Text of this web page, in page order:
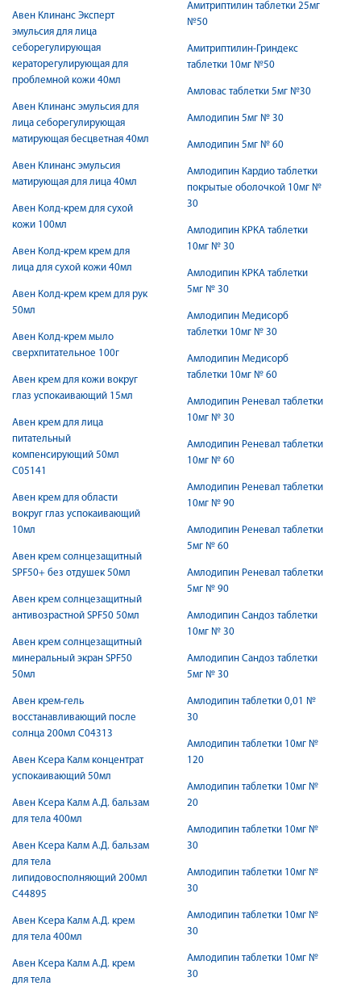
Авен Клинанс Эксперт
эмульсия для лица
себорегулирующая
кераторегулирующая для
проблемной кожи 40мл
Авен Клинанс эмульсия для
лица себорегулирующая
матирующая бесцветная 40мл
Авен Клинанс эмульсия
матирующая для лица 40мл
Авен Колд-крем для сухой
кожи 100мл
Авен Колд-крем крем для
лица для сухой кожи 40мл
Авен Колд-крем крем для рук
50мл
Авен Колд-крем мыло
сверхпитательное 100г
Авен крем для кожи вокруг
глаз успокаивающий 15мл
Авен крем для лица
питательный
компенсирующий 50мл
C05141
Авен крем для области
вокруг глаз успокаивающий
10мл
Авен крем солнцезащитный
SPF50+ без отдушек 50мл
Авен крем солнцезащитный
антивозрастной SPF50 50мл
Авен крем солнцезащитный
минеральный экран SPF50
50мл
Авен крем-гель
восстанавливающий после
солнца 200мл С04313
Авен Ксера Калм концентрат
успокаивающий 50мл
Авен Ксера Калм А.Д. бальзам
для тела 400мл
Авен Ксера Калм А.Д. бальзам
для тела
липидовосполняющий 200мл
C44895
Авен Ксера Калм А.Д. крем
для тела 400мл
Авен Ксера Калм А.Д. крем
для тела
Амитриптилин таблетки 25мг
№50
Амитриптилин-Гриндекс
таблетки 10мг №50
Амловас таблетки 5мг №30
Амлодипин 5мг № 30
Амлодипин 5мг № 60
Амлодипин Кардио таблетки
покрытые оболочкой 10мг №
30
Амлодипин КРКА таблетки
10мг № 30
Амлодипин КРКА таблетки
5мг № 30
Амлодипин Медисорб
таблетки 10мг № 30
Амлодипин Медисорб
таблетки 10мг № 60
Амлодипин Реневал таблетки
10мг № 30
Амлодипин Реневал таблетки
10мг № 60
Амлодипин Реневал таблетки
10мг № 90
Амлодипин Реневал таблетки
5мг № 60
Амлодипин Реневал таблетки
5мг № 90
Амлодипин Сандоз таблетки
10мг № 30
Амлодипин Сандоз таблетки
5мг № 30
Амлодипин таблетки 0,01 №
30
Амлодипин таблетки 10мг №
120
Амлодипин таблетки 10мг №
20
Амлодипин таблетки 10мг №
30
Амлодипин таблетки 10мг №
30
Амлодипин таблетки 10мг №
30
Амлодипин таблетки 10мг №
30